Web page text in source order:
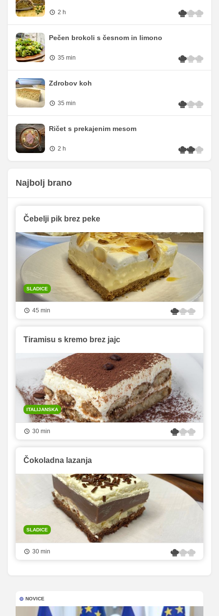
2 h
Pečen brokoli s česnom in limono
35 min
Zdrobov koh
35 min
Ričet s prekajenim mesom
2 h
Najbolj brano
Čebelji pik brez peke
SLADICE
45 min
Tiramisu s kremo brez jajc
ITALIJANSKA
30 min
Čokoladna lazanja
SLADICE
30 min
NOVICE